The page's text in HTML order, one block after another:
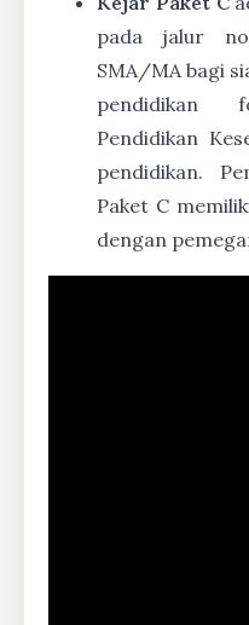
pada jalur
SMA/MA bagi
pendidikan
Pendidikan
pendidikan.
Paket C
dengan